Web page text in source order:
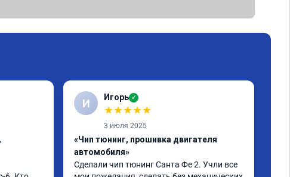
И Игорь ✓
★★★★★
3 июля 2025
«Чип тюнинг, прошивка двигателя
автомобиля»
Сделали чип тюнинг Санта Фе 2. Учли все